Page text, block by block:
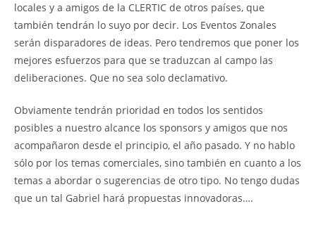
locales y a amigos de la CLERTIC de otros países, que
también tendrán lo suyo por decir. Los Eventos Zonales
serán disparadores de ideas. Pero tendremos que poner los
mejores esfuerzos para que se traduzcan al campo las
deliberaciones. Que no sea solo declamativo.
Obviamente tendrán prioridad en todos los sentidos
posibles a nuestro alcance los sponsors y amigos que nos
acompañaron desde el principio, el año pasado. Y no hablo
sólo por los temas comerciales, sino también en cuanto a los
temas a abordar o sugerencias de otro tipo. No tengo dudas
que un tal Gabriel hará propuestas innovadoras….